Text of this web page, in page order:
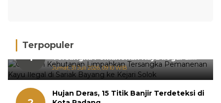
Terpopuler
1
Gakkum Kehutanan Limpahkan
Tersangka Pemanenan Kayu Ilegal di
Sariak Bayang ke Kejari Solok
Jumat, 31 Juli 2026, 09:10 WIB
Hujan Deras, 15 Titik Banjir Terdeteksi di